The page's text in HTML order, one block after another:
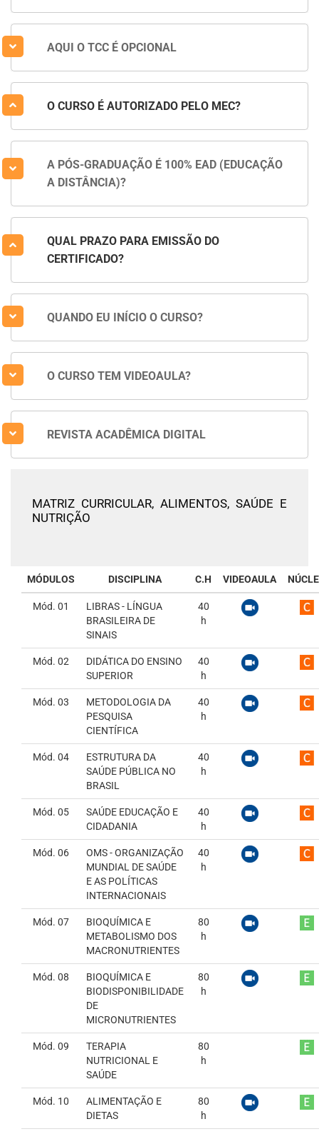
AQUI O TCC É OPCIONAL
O CURSO É AUTORIZADO PELO MEC?
A PÓS-GRADUAÇÃO É 100% EAD (EDUCAÇÃO
A DISTÂNCIA)?
QUAL PRAZO PARA EMISSÃO DO
CERTIFICADO?
QUANDO EU INÍCIO O CURSO?
O CURSO TEM VIDEOAULA?
REVISTA ACADÊMICA DIGITAL
MATRIZ CURRICULAR, ALIMENTOS, SAÚDE E
NUTRIÇÃO
MÓDULOS DISCIPLINA C.H VIDEOAULA
Mód. 01
LIBRAS - LÍNGUA
BRASILEIRA DE
SINAIS
40
h
Mód. 02
DIDÁTICA DO ENSINO
SUPERIOR
40
h
Mód. 03
METODOLOGIA DA
PESQUISA
CIENTÍFICA
40
h
Mód. 04
ESTRUTURA DA
SAÚDE PÚBLICA NO
BRASIL
40
h
Mód. 05
SAÚDE EDUCAÇÃO E
CIDADANIA
40
h
Mód. 06
OMS - ORGANIZAÇÃO
MUNDIAL DE SAÚDE
E AS POLÍTICAS
INTERNACIONAIS
40
h
Mód. 07
BIOQUÍMICA E
METABOLISMO DOS
MACRONUTRIENTES
80
h
Mód. 08
BIOQUÍMICA E
BIODISPONIBILIDADE
DE
MICRONUTRIENTES
80
h
Mód. 09
TERAPIA
NUTRICIONAL E
SAÚDE
80
h
Mód. 10
ALIMENTAÇÃO E
DIETAS
80
h